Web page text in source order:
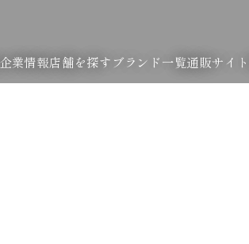
企業情報店舗を探す ブランド一覧通販サイト